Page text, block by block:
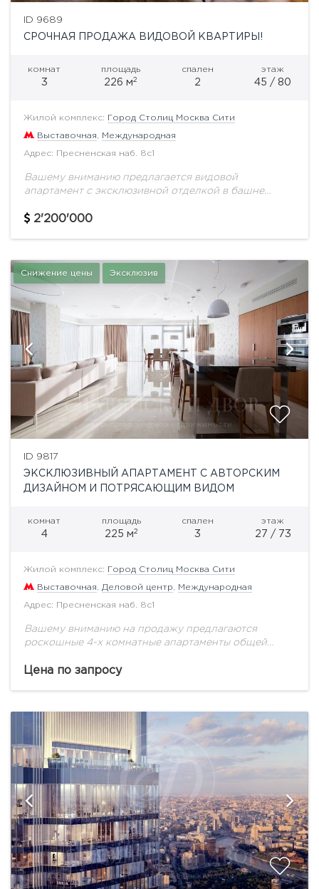
ID 9689
СРОЧНАЯ ПРОДАЖА ВИДОВОЙ КВАРТИРЫ!
комнат
3
площадь
226 м2
спален
2
этаж
45 / 80
Жилой комплекс: Город Столиц Москва Сити
Выставочная Международная
Адрес: Пресненская наб. 8с1
Вашему вниманию предлагается видовой
апартамент с эксклюзивной отделкой в башне
3.3 метра, Удобной и продуманной планировкой
2'200'000
Снижение цены Эксклюзив
ID 9817
ЭКСКЛЮЗИВНЫЙ АПАРТАМЕНТ С АВТОРСКИМ
ДИЗАЙНОМ И ПОТРЯСАЮЩИМ ВИДОМ
комнат
4
площадь
225 м2
спален
3
этаж
27 / 73
Жилой комплекс: Город Столиц Москва Сити
Выставочная Деловой центр Международная
Адрес: Пресненская наб. 8с1
Вашему вниманию на продажу предлагаются
роскошные 4-х комнатные апартаменты общей
авторский ремонт по индивидуальному проекту. В
Цена по запросу